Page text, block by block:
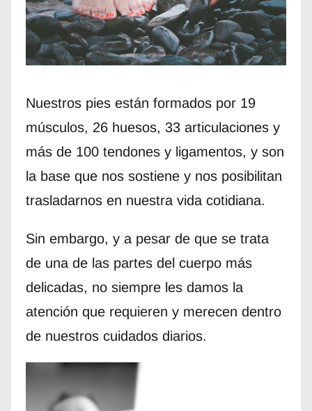
Nuestros pies están formados por 19
músculos, 26 huesos, 33 articulaciones y
más de 100 tendones y ligamentos, y son
la base que nos sostiene y nos posibilitan
trasladarnos en nuestra vida cotidiana.
Sin embargo, y a pesar de que se trata
de una de las partes del cuerpo más
delicadas, no siempre les damos la
atención que requieren y merecen dentro
de nuestros cuidados diarios.